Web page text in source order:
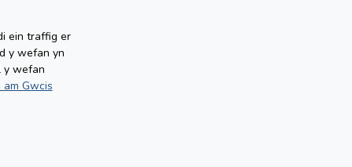
ein traffig er
y wefan yn
y wefan
Gwcis